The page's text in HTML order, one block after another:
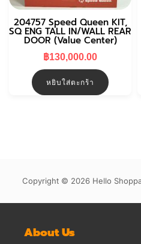
204757 Speed Queen KIT,
SQ ENG TALL IN/WALL REAR
DOOR (Value Center)
฿130,000.00
หยิบใส่ตะกร้า
Copyright © 2026 Hello
About Us